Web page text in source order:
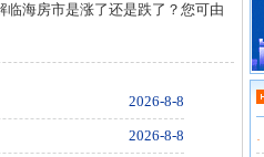
海房市是涨了还是跌了？您可由
2026-8-8
2026-8-8 ·